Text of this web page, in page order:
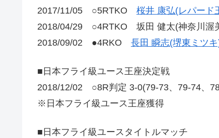
2017/11/05 ○5RTKO 桜井 康弘(レパード
2018/04/29 ○4RTKO 坂田 健太(神奈川渥
2018/09/02 ●4RKO 長田 瞬志(堺東ミツ
■日本フライ級ユース王座決定戦
2018/12/02 ○8R判定 3-0(79-73、79-74、
※日本フライ級ユース王座獲得
■日本フライ級ユースタイトルマッチ